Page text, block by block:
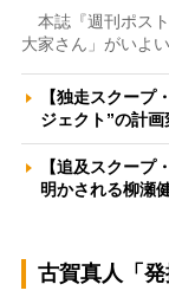
本誌『週刊ポス
大家さん」がいよ
【独走スクープ
ジェクト”の計
【追及スクープ
明かされる柳瀬
古賀真人「発